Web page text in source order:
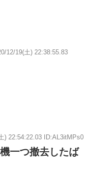
12/19(土) 22:38:55.83
) 22:54:22.03 ID:AL3itMPs0
一つ撤去したば